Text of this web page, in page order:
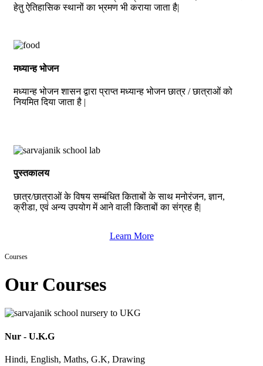
हेतु ऐतिहासिक स्थानों का भ्रमण भी कराया जाता है|
मध्यान्ह भोजन
मध्यान्ह भोजन शासन द्वारा प्राप्त मध्यान्ह भोजन छात्र / छात्राओं को
नियमित दिया जाता है |
पुस्तकालय
छात्र/छात्राओं के विषय सम्बंधित किताबों के साथ मनोरंजन, ज्ञान,
क्रीडा, एवं अन्य उपयोग में आने वाली किताबों का संग्रह है|
Learn More
Courses
Our Courses
Nur - U.K.G
Hindi, English, Maths, G.K, Drawing